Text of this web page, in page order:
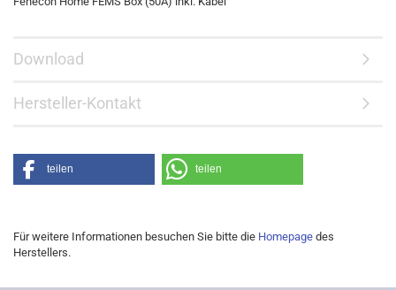
Download
Hersteller-Kontakt
teilen teilen
Für weitere Informationen besuchen Sie bitte die Homepage des
Herstellers.